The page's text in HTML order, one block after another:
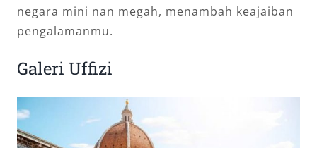
negara mini nan megah, menambah keajaiban
pengalamanmu.
Galeri Uffizi